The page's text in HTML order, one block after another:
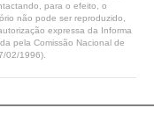
para o efeito, o
não pode ser reproduzido,
expressa da Informa
pela Comissão Nacional de
02/1996).